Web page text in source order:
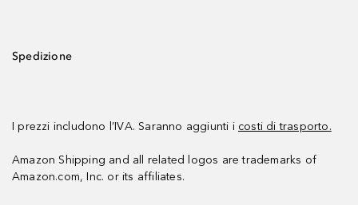
Spedizione
I prezzi includono l’IVA. Saranno aggiunti i costi di trasporto.
Amazon Shipping and all related logos are trademarks of
Amazon.com, Inc. or its affiliates.